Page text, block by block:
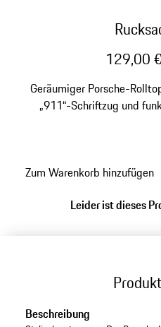
129,00
Geräumiger Porsche-
„911“-Schriftzug und
Zum Warenkorb hinzufügen
Leider ist dieses
Beschreibung